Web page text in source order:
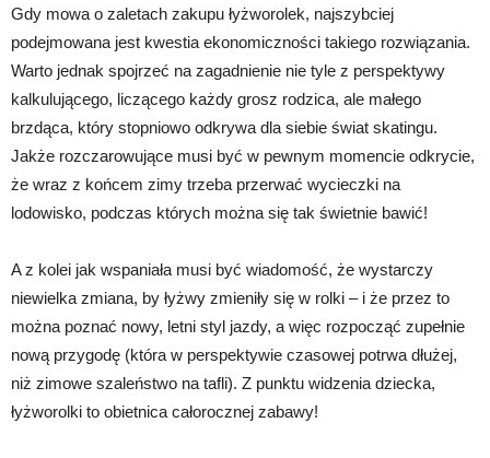
Gdy mowa o zaletach zakupu łyżworolek, najszybciej
podejmowana jest kwestia ekonomiczności takiego rozwiązania.
Warto jednak spojrzeć na zagadnienie nie tyle z perspektywy
kalkulującego, liczącego każdy grosz rodzica, ale małego
brzdąca, który stopniowo odkrywa dla siebie świat skatingu.
Jakże rozczarowujące musi być w pewnym momencie odkrycie,
że wraz z końcem zimy trzeba przerwać wycieczki na
lodowisko, podczas których można się tak świetnie bawić!
A z kolei jak wspaniała musi być wiadomość, że wystarczy
niewielka zmiana, by łyżwy zmieniły się w rolki – i że przez to
można poznać nowy, letni styl jazdy, a więc rozpocząć zupełnie
nową przygodę (która w perspektywie czasowej potrwa dłużej,
niż zimowe szaleństwo na tafli). Z punktu widzenia dziecka,
łyżworolki to obietnica całorocznej zabawy!